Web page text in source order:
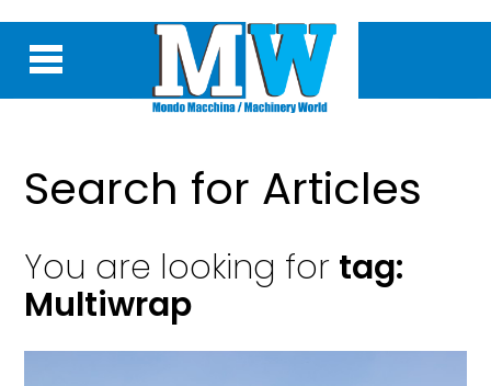
Search for Articles
You are looking for tag:
Multiwrap